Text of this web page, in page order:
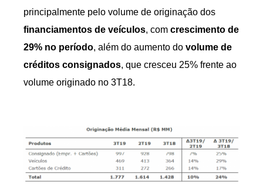
principalmente pelo volume de originação dos
financiamentos de veículos, com crescimento de
29% no período, além do aumento do volume de
créditos consignados, que cresceu 25% frente ao
volume originado no 3T18.